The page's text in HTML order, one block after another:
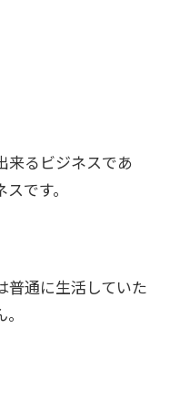
来るビジネスであ
です。
普通に生活していた